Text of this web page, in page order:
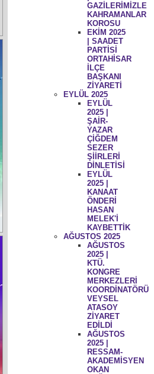
GAZİLERİMİZLE
KAHRAMANLAR
KOROSU
EKİM 2025
| SAADET
PARTİSİ
ORTAHİSAR
İLÇE
BAŞKANI
ZİYARETİ
EYLÜL 2025
EYLÜL
2025 |
ŞAİR-
YAZAR
ÇİĞDEM
SEZER
ŞİİRLERİ
DİNLETİSİ
EYLÜL
2025 |
KANAAT
ÖNDERİ
HASAN
MELEK'İ
KAYBETTİK
AĞUSTOS 2025
AĞUSTOS
2025 |
KTÜ.
KONGRE
MERKEZLERİ
KOORDİNATÖRÜ
VEYSEL
ATASOY
ZİYARET
EDİLDİ
AĞUSTOS
2025 |
RESSAM-
AKADEMİSYEN
OKAN